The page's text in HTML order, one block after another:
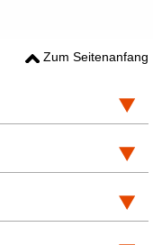
Zum Seitenanfang